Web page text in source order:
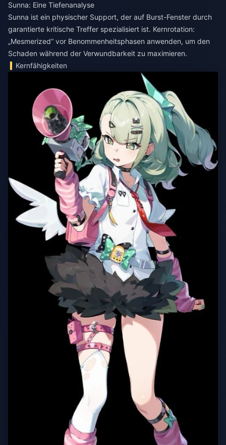
Sunna: Eine Tiefenanalyse
Sunna ist ein physischer Support, der auf Burst-Fenster durch
garantierte kritische Treffer spezialisiert ist. Kernrotation:
„Mesmerized“ vor Benommenheitsphasen anwenden, um den
Schaden während der Verwundbarkeit zu maximieren.
Kernfähigkeiten